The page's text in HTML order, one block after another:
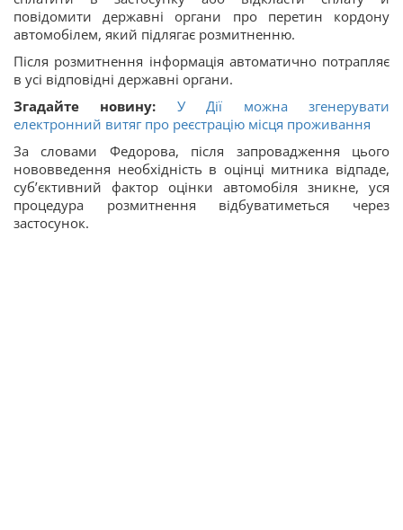
повідомити державні органи про перетин кордону
автомобілем, який підлягає розмитненню.
Після розмитнення інформація автоматично потрапляє
в усі відповідні державні органи.
Згадайте новину:
У Дії можна згенерувати
електронний витяг про реєстрацію місця проживання
За словами Федорова, після запровадження цього
нововведення необхідність в оцінці митника відпаде,
суб’єктивний фактор оцінки автомобіля зникне, уся
процедура розмитнення відбуватиметься через
застосунок.